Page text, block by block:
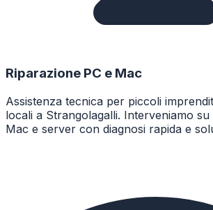
Riparazione PC e Mac
Assistenza tecnica per piccoli
locali a Strangolagalli. Interveniamo su
Mac e server con diagnosi rapida e